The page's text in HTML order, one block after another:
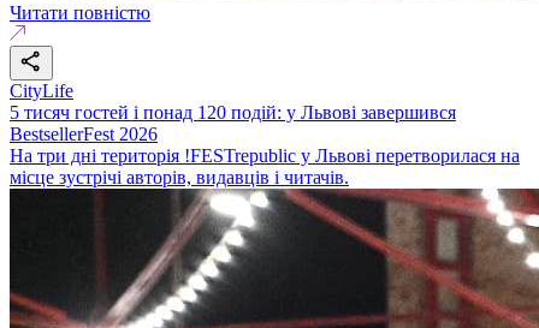
Читати повністю
CityLife
5 тисяч гостей і понад 120 подій: у Львові завершився
BestsellerFest 2026
На три дні територія !FESTrepublic у Львові перетворилася на
місце зустрічі авторів, видавців і читачів.